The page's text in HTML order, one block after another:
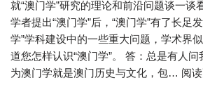
就“澳门学”研究的理论和前沿问题谈一谈
学者提出“澳门学”后，“澳门学”有了长足
学”学科建设中的一些重大问题，学术界
道您怎样认识“澳门学”。 答：总是有人问
为澳门学就是澳门历史与文化，包… 阅